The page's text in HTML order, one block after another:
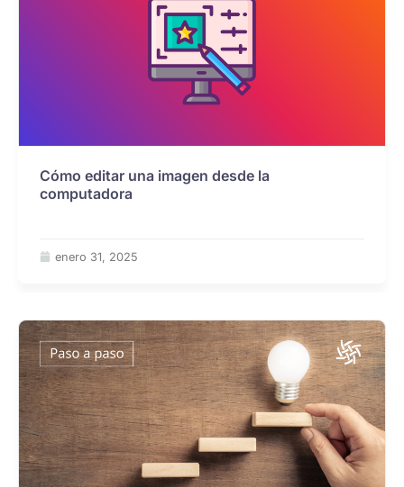
Cómo editar una imagen desde la
computadora
enero 31, 2025